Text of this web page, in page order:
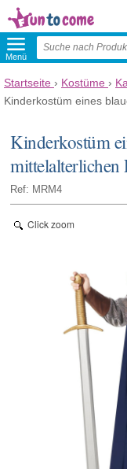
Menü
Startseite › Kostüme ›
Kinderkostüm eines
Kinderkostüm
mittelalterlichen
Ref: MRM4
Click zoom